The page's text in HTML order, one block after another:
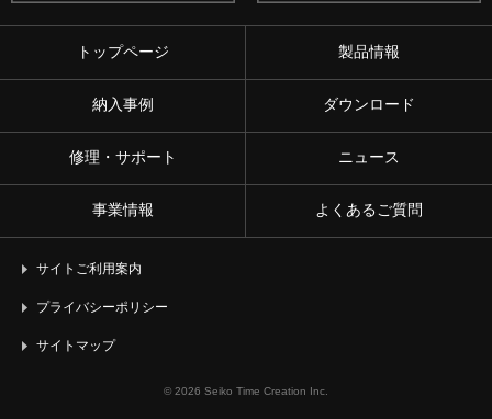
トップページ 製品情報
納入事例 ダウンロード
修理・サポート ニュース
事業情報 よくあるご質問
サイトご利用案内
プライバシーポリシー
サイトマップ
© 2026 Seiko Time Creation Inc.